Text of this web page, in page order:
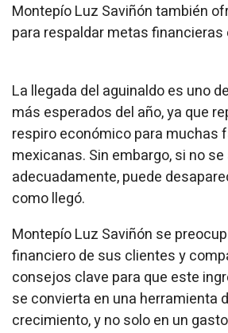
Montepío Luz Saviñón también
para respaldar metas financieras
La llegada del aguinaldo es uno
más esperados del año, ya que
respiro económico para muchas
mexicanas. Sin embargo, si no
adecuadamente, puede
como llegó.
Montepío Luz Saviñón se
financiero de sus clientes y
consejos clave para que este
se convierta en una herramienta
crecimiento, y no solo en un